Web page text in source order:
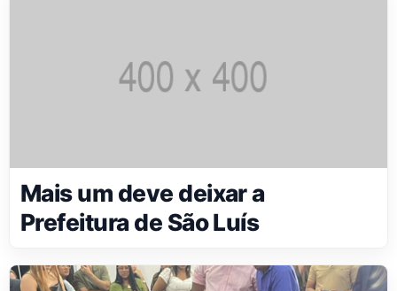
Mais um deve deixar a
Prefeitura de São Luís